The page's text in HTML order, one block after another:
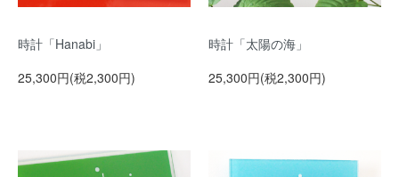
時計「Hanabi」
25,300円(税2,300円)
時計「太陽の海」
25,300円(税2,300円)